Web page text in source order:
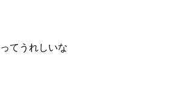
てうれしいな